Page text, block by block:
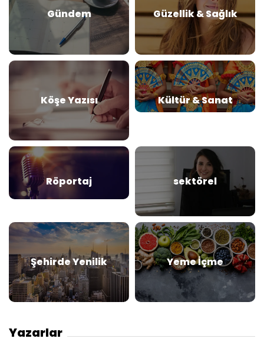
Gündem Güzellik & Sağlık
Köşe Yazısı Kültür & Sanat
Röportaj sektörel
Şehirde Yenilik Yeme İçme
Yazarlar